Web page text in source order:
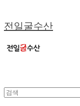
전일굴수산